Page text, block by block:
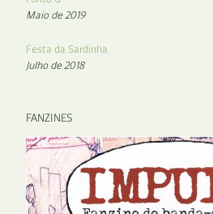
Maio de 2019
Festa da Sardinha
Julho de 2018
FANZINES